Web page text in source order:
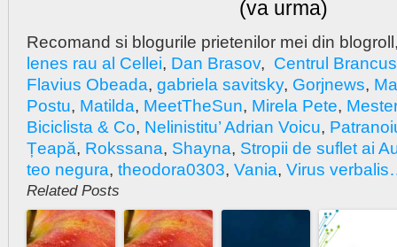
(va urma)
Recomand si blogurile prietenilor mei din
lenes rau al Cellei, Dan Brasov, Centrul
Flavius Obeada, gabriela savitsky, Gorjnews,
Postu, Matilda, MeetTheSun, Mirela Pete,
Biciclista & Co, Nelinistitu’ Adrian Voicu,
Țeapă, Rokssana, Shayna, Stropii de suflet ai
teo negura, theodora0303, Vania, Virus
Related Posts